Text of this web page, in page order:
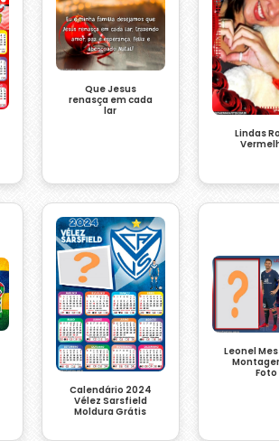
Que Jesus
renasça em cada
lar
Lindas
Calendário 2024
Vélez Sarsfield
Moldura Grátis
Leonel
Foto